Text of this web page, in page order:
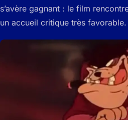
s’avère gagnant : le film
un accueil critique très favorable.